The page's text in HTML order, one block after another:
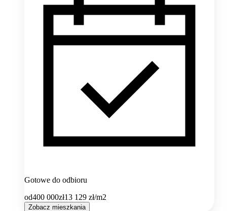
Gotowe do odbioru
od400 000zł13 129 zł/m2
Zobacz mieszkania